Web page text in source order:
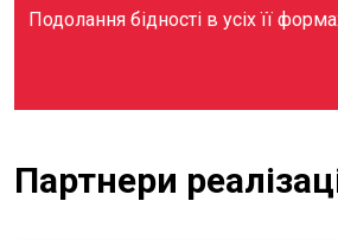
Подолання бідності в усіх її
Партнери